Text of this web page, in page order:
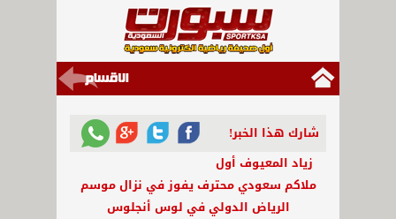
شارك هذا الخبر!
زياد المعيوف أول
ملاكم سعودي محترف يفوز في نزال موسم
الرياض الدولي في لوس أنجلوس